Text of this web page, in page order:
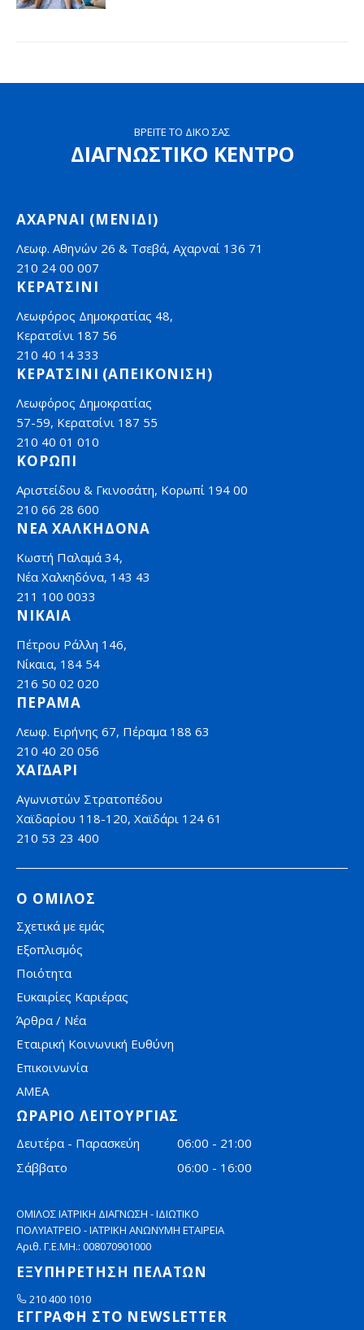
ΒΡΕΙΤΕ ΤΟ ΔΙΚΟ ΣΑΣ
ΔΙΑΓΝΩΣΤΙΚΟ ΚΕΝΤΡΟ
ΑΧΑΡΝΑΙ (ΜΕΝΙΔΙ)
Λεωφ. Αθηνών 26 & Τσεβά, Αχαρναί 136 71
210 24 00 007
ΚΕΡΑΤΣΙΝΙ
Λεωφόρος Δημοκρατίας 48,
Κερατσίνι 187 56
210 40 14 333
ΚΕΡΑΤΣΙΝΙ (ΑΠΕΙΚΟΝΙΣΗ)
Λεωφόρος Δημοκρατίας
57-59, Κερατσίνι 187 55
210 40 01 010
ΚΟΡΩΠΙ
Αριστείδου & Γκινοσάτη, Κορωπί 194 00
210 66 28 600
ΝΕΑ ΧΑΛΚΗΔΟΝΑ
Κωστή Παλαμά 34,
Νέα Χαλκηδόνα, 143 43
211 100 0033
ΝΙΚΑΙΑ
Πέτρου Ράλλη 146,
Νίκαια, 184 54
216 50 02 020
ΠΕΡΑΜΑ
Λεωφ. Ειρήνης 67, Πέραμα 188 63
210 40 20 056
ΧΑΪΔΑΡΙ
Αγωνιστών Στρατοπέδου
Χαϊδαρίου 118-120, Χαϊδάρι 124 61
210 53 23 400
Ο ΟΜΙΛΟΣ
Σχετικά με εμάς
Εξοπλισμός
Ποιότητα
Ευκαιρίες Καριέρας
Άρθρα / Νέα
Εταιρική Κοινωνική Ευθύνη
Επικοινωνία
AMEA
ΩΡΑΡΙΟ ΛΕΙΤΟΥΡΓΙΑΣ
Δευτέρα - Παρασκεύη
06:00 - 21:00
Σάββατο
06:00 - 16:00
ΟΜΙΛΟΣ ΙΑΤΡΙΚΗ ΔΙΑΓΝΩΣΗ - ΙΔΙΩΤΙΚΟ
ΠΟΛΥΙΑΤΡΕΙΟ - ΙΑΤΡΙΚΗ ΑΝΩΝΥΜΗ ΕΤΑΙΡΕΙΑ
Αριθ. Γ.Ε.ΜΗ.: 008070901000
ΕΞΥΠΗΡΕΤΗΣΗ ΠΕΛΑΤΩΝ
210 400 1010
ΕΓΓΡΑΦΗ ΣΤΟ NEWSLETTER